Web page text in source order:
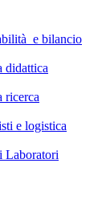
e bilancio
didattica
ricerca
e logistica
Laboratori